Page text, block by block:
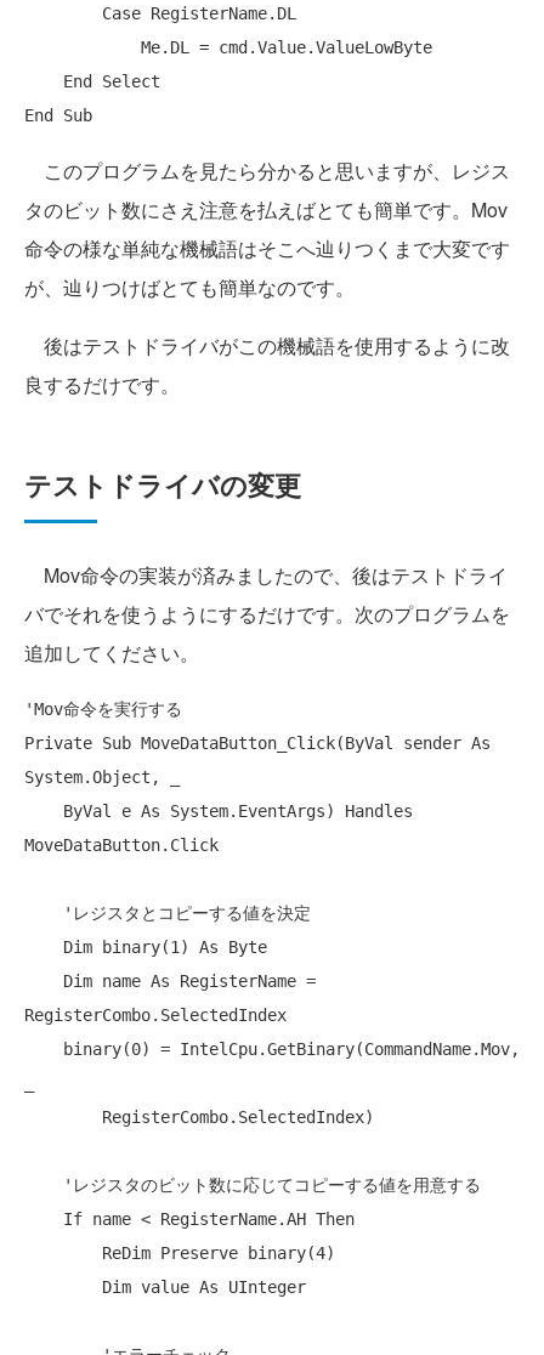
Case RegisterName.DL
Me.DL = cmd.Value.ValueLowByte
End
Select
End
Sub
このプログラムを見たら分かると思いますが、レジス
タのビット数にさえ注意を払えばとても簡単です。Mov
命令の様な単純な機械語はそこへ辿りつくまで大変です
が、辿りつけばとても簡単なのです。
後はテストドライバがこの機械語を使用するように改
良するだけです。
テストドライバの変更
Mov命令の実装が済みましたので、後はテストドライ
バでそれを使うようにするだけです。次のプログラムを
追加してください。
'Mov命令を実行する
Private Sub MoveDataButton_Click(ByVal sender As
System.Object, _
ByVal
e As System.EventArgs) Handles
MoveDataButton.Click
'レジスタとコピーする値を決定
Dim binary(1) As
Byte
Dim name As RegisterName =
RegisterCombo.SelectedIndex
'レジスタのビット数に応じてコピーする値を用意する
If name < RegisterName.AH Then
ReDim Preserve binary(4)
Dim value As UInteger